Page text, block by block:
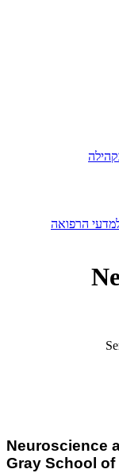
הרפואה
Neuroscience
Gray School